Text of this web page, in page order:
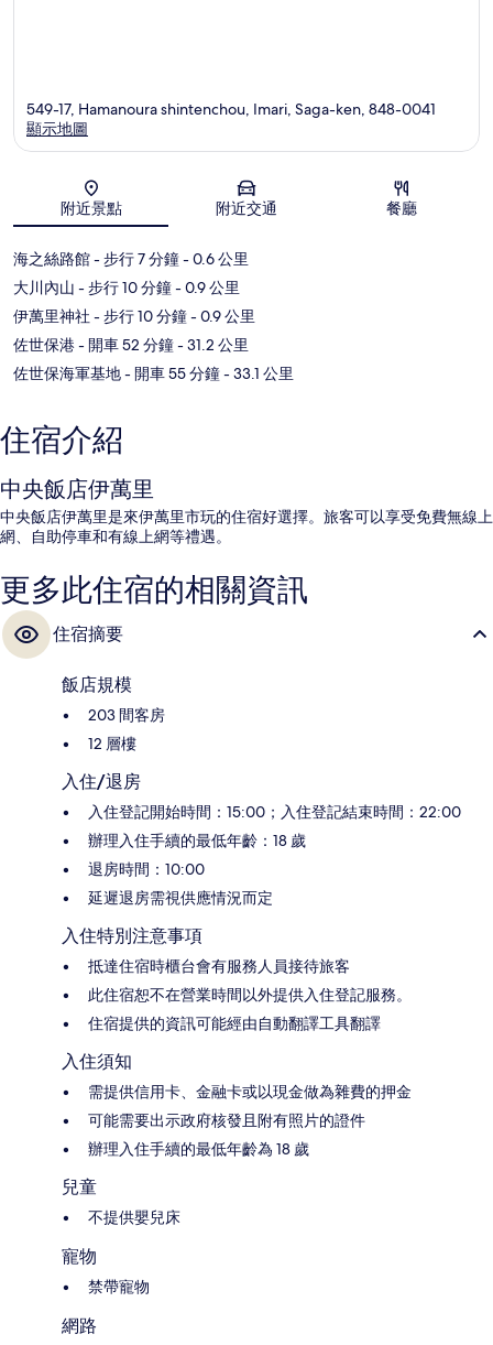
地圖
549-17, Hamanoura shintenchou, Imari, Saga-ken, 848-0041
顯示地圖
附近景點 附近交通 餐廳
海之絲路館- 步行 7 分鐘- 0.6 公里
大川內山 - 步行 10 分鐘- 0.9 公里
伊萬里神社 - 步行 10 分鐘- 0.9 公里
佐世保港- 開車 52 分鐘- 31.2 公里
佐世保海軍基地- 開車 55 分鐘- 33.1 公里
住宿介紹
中央飯店伊萬里
中央飯店伊萬里是來伊萬里市玩的住宿好選擇。旅客可以享受免費無線上
網、自助停車和有線上網等禮遇。
更多此住宿的相關資訊
住宿摘要
飯店規模
203 間客房
12 層樓
入住/退房
入住登記開始時間：15:00；入住登記結束時間：22:00
辦理入住手續的最低年齡：18 歲
退房時間：10:00
延遲退房需視供應情況而定
入住特別注意事項
抵達住宿時櫃台會有服務人員接待旅客
此住宿恕不在營業時間以外提供入住登記服務。
住宿提供的資訊可能經由自動翻譯工具翻譯
入住須知
需提供信用卡、金融卡或以現金做為雜費的押金
可能需要出示政府核發且附有照片的證件
辦理入住手續的最低年齡為 18 歲
兒童
不提供嬰兒床
寵物
禁帶寵物
網路